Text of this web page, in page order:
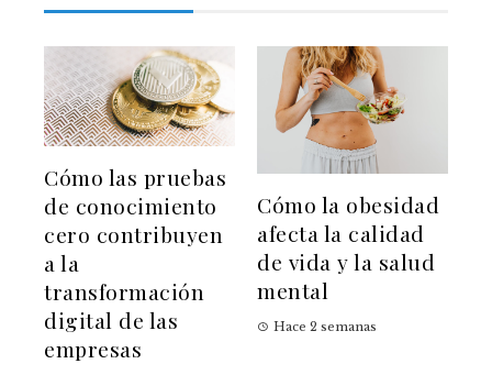
Cómo las pruebas
de conocimiento
cero contribuyen
a la
transformación
digital de las
empresas
Cómo la obesidad
afecta la calidad
de vida y la salud
mental
Hace 2 semanas